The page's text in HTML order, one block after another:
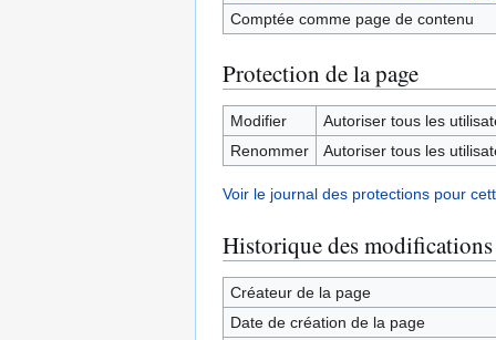
Comptée comme page de contenu
Protection de la page
Modifier
Autoriser tous les
Renommer
Autoriser tous les
Voir le journal des protections pour
Historique des modifications
Créateur de la page
Date de création de la page